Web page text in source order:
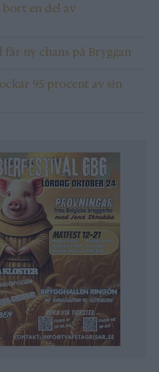
bort en del av
ny chans på Bryggan
95 procent av sin